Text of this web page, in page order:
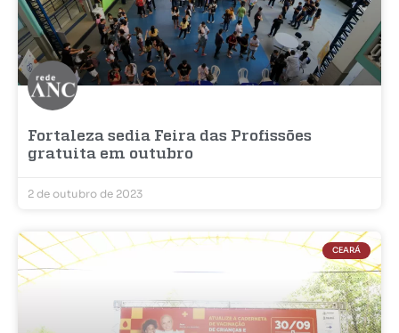
Fortaleza sedia Feira das Profissões
gratuita em outubro
2 de outubro de 2023
CEARÁ